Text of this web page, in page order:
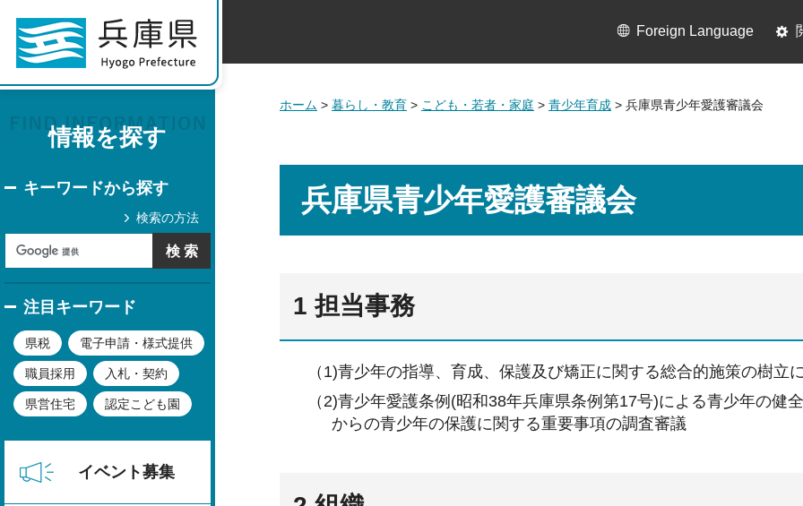
情報を探す
キーワードから探す
検索の方法
注目キーワード
県税 電子申請・様式提供
職員採用 入札・契約
県営住宅 認定こども園
イベント募集
Foreign Language
ホーム > 暮らし・教育 > こども・若者・家庭 > 青少年育成 > 兵庫県青少年愛護審議会
兵庫県青少年愛護審議会
1 担当事務
（1)青少年の指導、育成、保護及び矯正に関する総合的施策の樹立
（2)青少年愛護条例(昭和38年兵庫県条例第17号)による青少年の健
からの青少年の保護に関する重要事項の調査審議